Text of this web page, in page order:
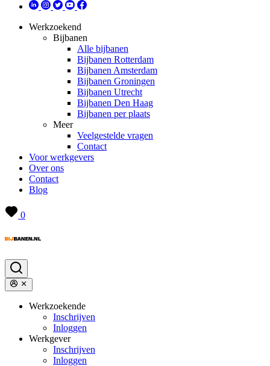
Werkzoekend
Bijbanen
Alle bijbanen
Bijbanen Rotterdam
Bijbanen Amsterdam
Bijbanen Groningen
Bijbanen Utrecht
Bijbanen Den Haag
Bijbanen per plaats
Meer
Veelgestelde vragen
Contact
Voor werkgevers
Over ons
Contact
Blog
0
Werkzoekende
Inschrijven
Inloggen
Werkgever
Inschrijven
Inloggen